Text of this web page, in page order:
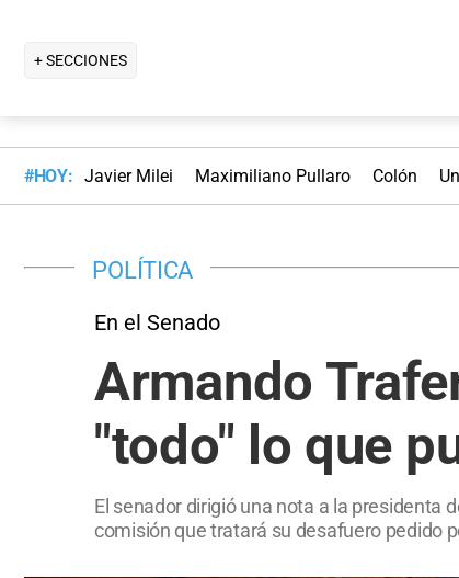
+ SECCIONES
#HOY: Javier Milei Maximiliano Pullaro Colón
POLÍTICA
En el Senado
Armando
"todo" lo que
El senador dirigió una nota a la presidenta
comisión que tratará su desafuero pedido